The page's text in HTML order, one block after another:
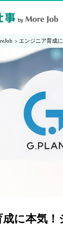
エンジニア育成
に本気！